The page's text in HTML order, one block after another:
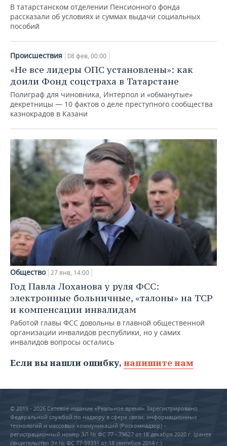
В татарстанском отделении Пенсионного фонда
рассказали об условиях и суммах выдачи социальных
пособий
Происшествия 08 фев, 00:00
«Не все лидеры ОПС установлены»: как
доили Фонд соцстраха в Татарстане
Полиграф для чиновника, Интерпол и «обманутые»
декретницы — 10 фактов о деле преступного сообщества
казнокрадов в Казани
Общество 27 янв, 14:00
Год Павла Лоханова у руля ФСС:
электронные больничные, «талоны» на ТСР
и компенсации инвалидам
Работой главы ФСС довольны в главной общественной
организации инвалидов республики, но у самих
инвалидов вопросы остались
Если вы нашли ошибку, напишите нам
© 2015 - 2026 Сетевое издание «Реальное время» Зарегистрировано
Федеральной службой по надзору в сфере связи, информационных
технологий и массовых коммуникаций (Роскомнадзор) –
регистрационный номер ЭЛ № ФС 77 - 79627 от 18 декабря 2020 г. (ранее
свидетельство Эл № ФС 77-59331 от 18 сентября 2014 г.)